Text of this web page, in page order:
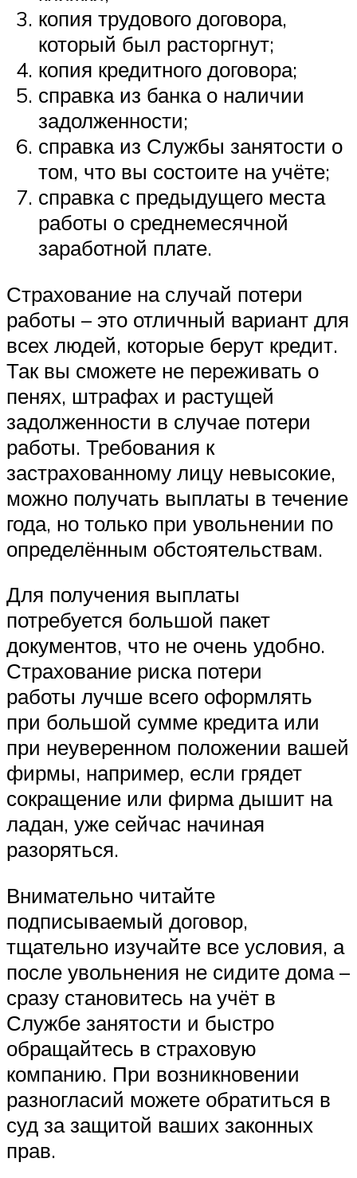
копия трудового договора,
который был расторгнут;
копия кредитного договора;
справка из банка о наличии
задолженности;
справка из Службы занятости о
том, что вы состоите на учёте;
справка с предыдущего места
работы о среднемесячной
заработной плате.
Страхование на случай потери
работы – это отличный вариант для
всех людей, которые берут кредит.
Так вы сможете не переживать о
пенях, штрафах и растущей
задолженности в случае потери
работы. Требования к
застрахованному лицу невысокие,
можно получать выплаты в течение
года, но только при увольнении по
определённым обстоятельствам.
Для получения выплаты
потребуется большой пакет
документов, что не очень удобно.
Страхование риска потери
работы лучше всего оформлять
при большой сумме кредита или
при неуверенном положении вашей
фирмы, например, если грядет
сокращение или фирма дышит на
ладан, уже сейчас начиная
разоряться.
Внимательно читайте
подписываемый договор,
тщательно изучайте все условия, а
после увольнения не сидите дома –
сразу становитесь на учёт в
Службе занятости и быстро
обращайтесь в страховую
компанию. При возникновении
разногласий можете обратиться в
суд за защитой ваших законных
прав.